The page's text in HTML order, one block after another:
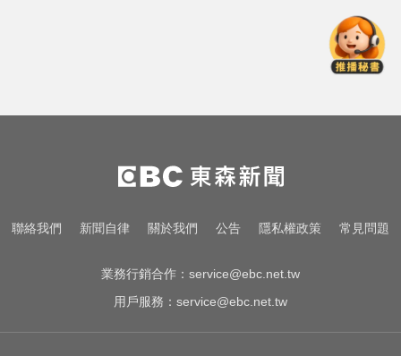
說重話：考慮收回股務自辦
啦啦隊員遭輪流性侵！丟包公路秒
被撞死 3男扯：她自願的
兩大外送平台：城鎮韌性演習區域
聯絡我們 新聞自律 關於我們 公告 隱私權政策 常見問題
業務行銷合作： service@ebc.net.tw
用戶服務： service@ebc.net.tw